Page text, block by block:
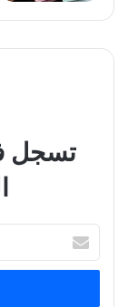
تسجل
بريدك
الإلكتروني